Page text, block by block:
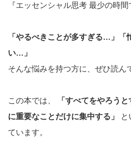
『エッセンシャル思考 最少の時間
「やるべきことが多すぎる…」「
い…」
そんな悩みを持つ方に、ぜひ読ん
この本では、
「すべてをやろう
に重要なことだけに集中する」
と
ています。